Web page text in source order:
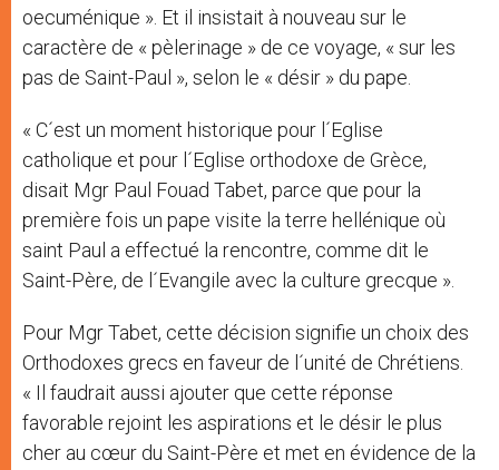
oecuménique ». Et il insistait à nouveau sur le
caractère de « pèlerinage » de ce voyage, « sur les
pas de Saint-Paul », selon le « désir » du pape.
« C´est un moment historique pour l´Eglise
catholique et pour l´Eglise orthodoxe de Grèce,
disait Mgr Paul Fouad Tabet, parce que pour la
première fois un pape visite la terre hellénique où
saint Paul a effectué la rencontre, comme dit le
Saint-Père, de l´Evangile avec la culture grecque ».
Pour Mgr Tabet, cette décision signifie un choix des
Orthodoxes grecs en faveur de l´unité de Chrétiens.
« Il faudrait aussi ajouter que cette réponse
favorable rejoint les aspirations et le désir le plus
cher au cœur du Saint-Père et met en évidence de la